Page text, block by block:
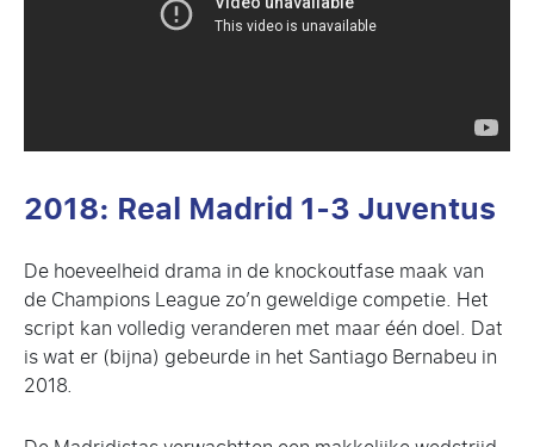
2018: Real Madrid 1-3 Juventus
De hoeveelheid drama in de knockoutfase maak van
de Champions League zo’n geweldige competie. Het
script kan volledig veranderen met maar één doel. Dat
is wat er (bijna) gebeurde in het Santiago Bernabeu in
2018.